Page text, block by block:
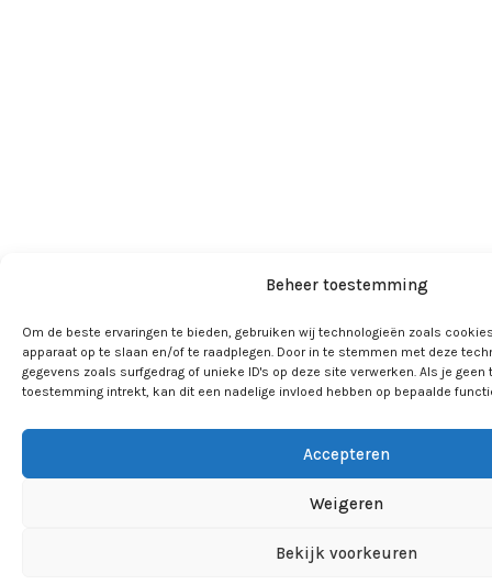
Beheer toestemming
Om de beste ervaringen te bieden, gebruiken wij technologieën zoals
apparaat op te slaan en/of te raadplegen. Door in te stemmen met deze
gegevens zoals surfgedrag of unieke ID's op deze site verwerken. Als je
toestemming intrekt, kan dit een nadelige invloed hebben op bepaalde
Accepteren
Weigeren
Bekijk voorkeuren